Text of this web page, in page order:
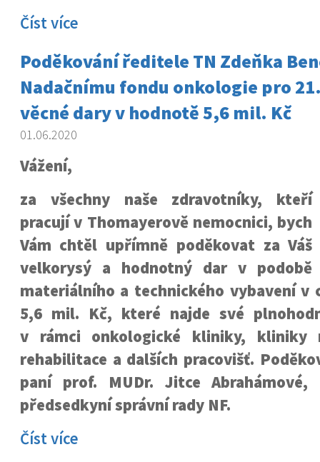
Číst více
Poděkování ředitele TN Zdeňka
Nadačnímu fondu onkologie pro
věcné dary v hodnotě 5,6 mil. Kč
01.06.2020
Vážení,
za všechny naše zdravotníky, kteří
pracují v Thomayerově nemocnici, bych
Vám chtěl upřímně poděkovat za Váš
velkorysý a hodnotný dar v podobě
materiálního a technického vybavení v
5,6 mil. Kč, které najde své
v rámci onkologické kliniky, kliniky
rehabilitace a dalších pracovišť.
paní prof. MUDr. Jitce
předsedkyní správní rady NF.
Číst více